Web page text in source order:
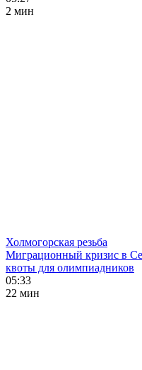
2 мин
Холмогорская резьба
Миграционный кризис в
квоты для олимпиадников
05:33
22 мин